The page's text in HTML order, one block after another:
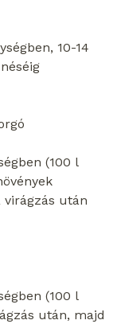
10-14
(100 l
virágzás után
(100 l
után, majd